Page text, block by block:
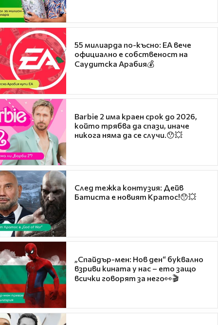
55 милиарда по-късно: EA вече
официално е собственост на
Саудитска Арабия💰
Barbie 2 има краен срок до 2026,
който трябва да спази, иначе
никога няма да се случи.😯💥
След тежка контузия: Дейв
Батиста е новият Кратос!😯💥
„Спайдър-мен: Нов ден“ буквално
взриви кината у нас – ето защо
всички говорят за него👀🎬